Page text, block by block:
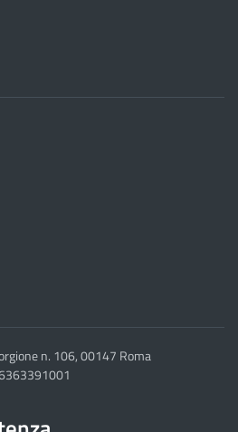
n. 106, 00147 Roma